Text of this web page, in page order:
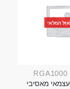
אזל המלאי
מאסיבי